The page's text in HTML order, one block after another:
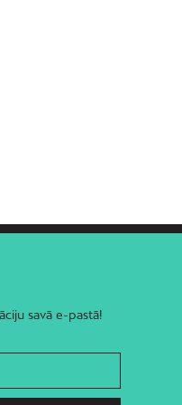
savā e-pastā!